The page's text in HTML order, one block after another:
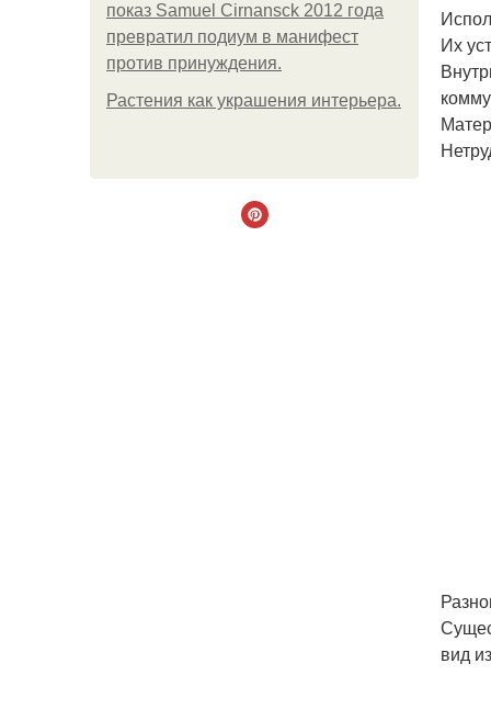
показ Samuel Cirnansck 2012 года
превратил подиум в манифест
против принуждения.
Растения как украшения интерьера.
Их
вид